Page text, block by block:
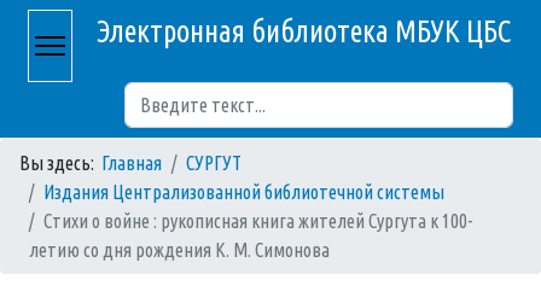
Электронная библиотека МБУК ЦБС
Вы здесь: Главная
СУРГУТ
Издания Централизованной библиотечной системы
Стихи о войне : рукописная книга жителей Сургута к 100-
летию со дня рождения К. М. Симонова